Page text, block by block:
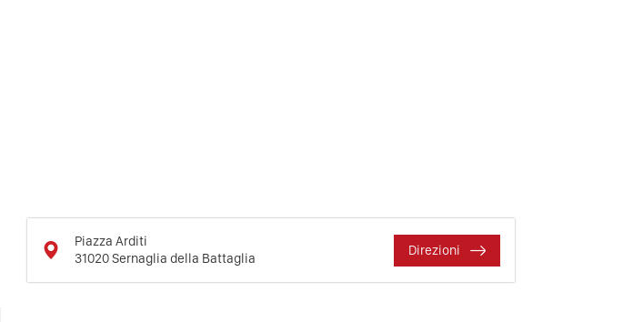
Piazza Arditi
31020Sernaglia della Battaglia
Direzioni